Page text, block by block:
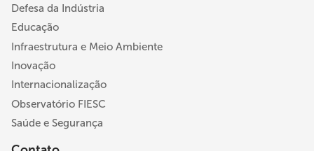
Defesa da Indústria
Educação
Infraestrutura e Meio Ambiente
Inovação
Internacionalização
Observatório FIESC
Saúde e Segurança